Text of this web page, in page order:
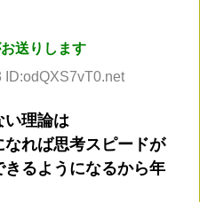
送りします
ID:odQXS7vT0.net
い理論は
なれば思考スピードが
きるようになるから年